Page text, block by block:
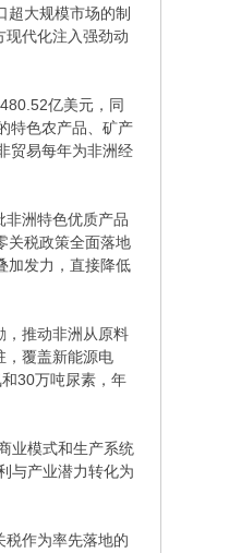
超大规模市场的制
现代化注入强劲动
亿美元，同
特色农产品、矿产
贸易每年为非洲经
非洲特色优质产品
关税政策全面落地
加发力，直接降低
，推动非洲从原料
，覆盖新能源电
30万吨尿素，年
业模式和生产系统
与产业潜力转化为
税作为率先落地的